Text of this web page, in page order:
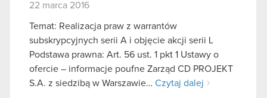
22 marca 2016
Temat: Realizacja praw z warrantów
subskrypcyjnych serii A i objęcie akcji serii L
Podstawa prawna: Art. 56 ust. 1 pkt 1 Ustawy o
ofercie – informacje poufne Zarząd CD PROJEKT
S.A. z siedzibą w Warszawie… Czytaj dalej